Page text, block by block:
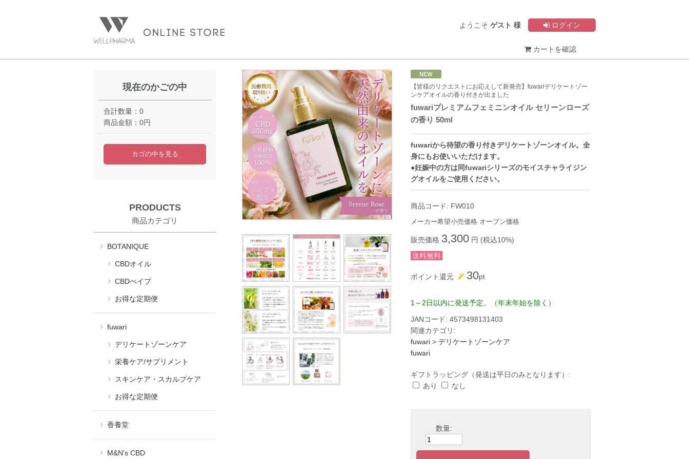
ようこそ ゲスト 様 ログイン
カートを確認
現在のかごの中
合計数量： 0
商品金額： 0円
カゴの中を見る
PRODUCTS
商品カテゴリ
BOTANIQUE
CBDオイル
CBDべイプ
お得な定期便
fuwari
デリケートゾーンケア
栄養ケア/サプリメント
スキンケア・スカルプケア
お得な定期便
香養堂
M&N's CBD
【皆様のリクエストにお応えして新発売】fuwariデリケートゾー
ンケアオイルの香り付きが出ました
fuwariプレミアムフェミニンオイル セリーンローズ
の香り 50ml
fuwariから待望の香り付きデリケートゾーンオイル。全
身にもお使いいただけます。
●妊娠中の方は同fuwariシリーズのモイスチャライジン
グオイルをご使用ください。
商品コード: FW010
メーカー希望小売価格 オープン価格
販売価格 3,300 円 (税込10%)
送料無料
ポイント還元 30pt
1～2日以内に発送予定。（年末年始を除く）
JANコード: 4573498131403
関連カテゴリ:
fuwari >デリケートゾーンケア
fuwari
ギフトラッピング（発送は平日のみとなります）:
あり
なし
数量: